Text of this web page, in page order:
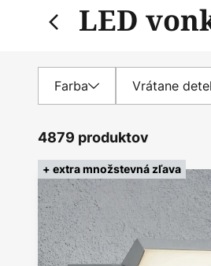
LED
Farba Vrátane
4879 produktov
+ extra množstevná zľava